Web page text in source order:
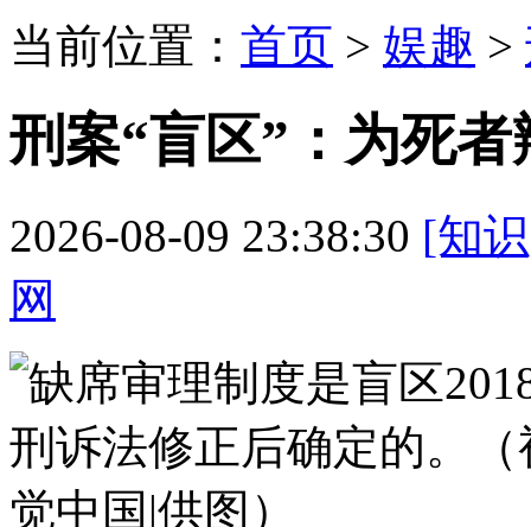
当前位置： 首页 > 娱趣 >
刑案“盲区”：为死者
2026-08-09 23:38:30 [知
网